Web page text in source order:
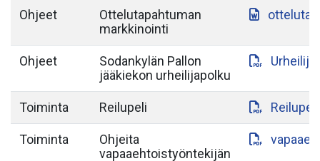
Ohjeet
Ottelutapahtuman
markkinointi
Ohjeet
Sodankylän Pallon
jääkiekon urheilijapolku
Toiminta Reilupeli
Toiminta
Ohjeita
vapaaehtoistyöntekijän